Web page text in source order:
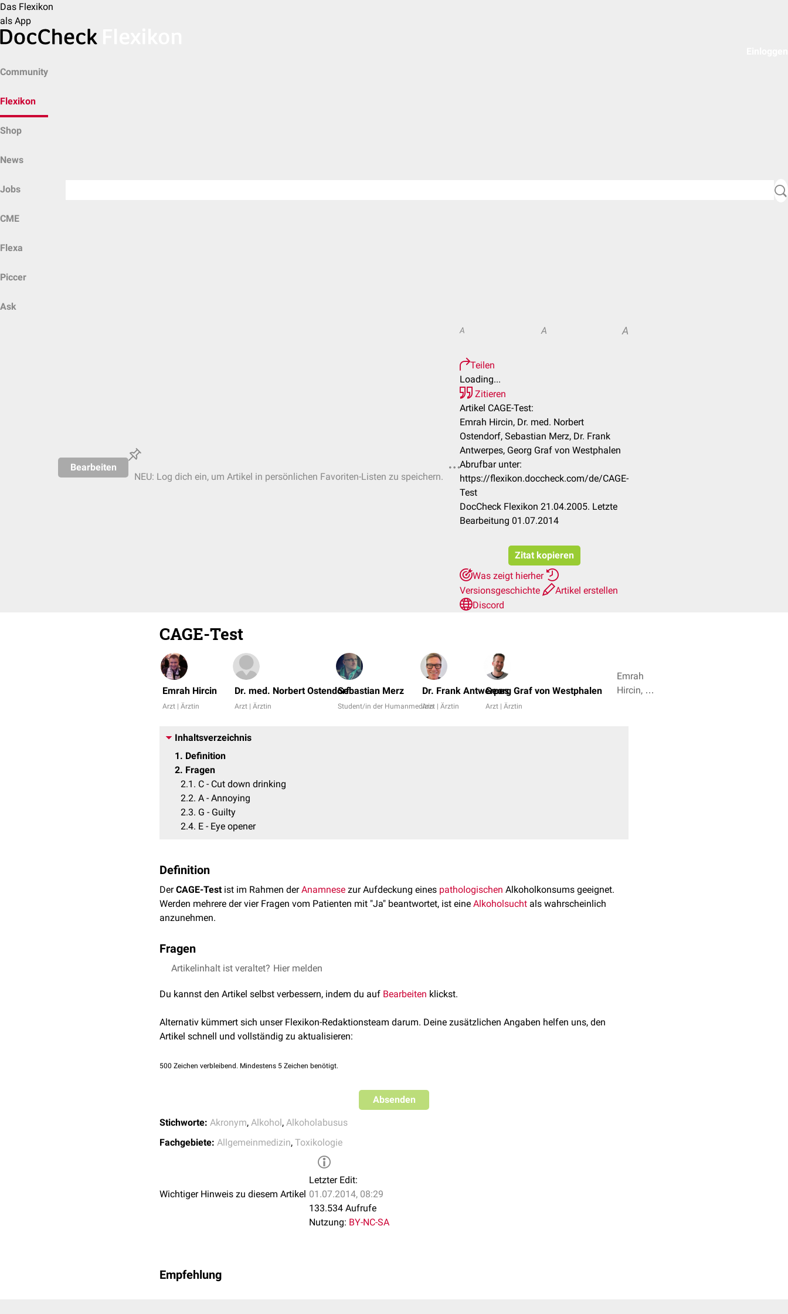
Das Flexikon
als App
Community
Flexikon
Shop
News
Jobs
CME
Flexa
Piccer
Ask
Bearbeiten
NEU: Log dich ein, um Artikel in persönlichen Favoriten-Listen zu speichern.
A A A
Teilen
Loading...
Zitieren
Artikel CAGE-Test:
Emrah Hircin, Dr. med. Norbert
Ostendorf, Sebastian Merz, Dr. Frank
Antwerpes, Georg Graf von Westphalen
Abrufbar unter:
https://flexikon.doccheck.com/de/CAGE-
Test
DocCheck Flexikon 21.04.2005. Letzte
Bearbeitung 01.07.2014
Zitat kopieren
Was zeigt hierher
Versionsgeschichte
Artikel erstellen
Discord
CAGE-Test
Emrah Hircin
Arzt | Ärztin
Dr. med. Norbert Ostendorf
Arzt | Ärztin
Sebastian Merz
Student/in der Humanmedizin
Dr. Frank Antwerpes
Arzt | Ärztin
Georg Graf von Westphalen
Arzt | Ärztin
Emrah
Hircin, Dr.
Inhaltsverzeichnis
1
Definition
2 Fragen
2.1
C - Cut down drinking
2.2 A - Annoying
2.3 G - Guilty
2.4 E - Eye opener
Definition
DerCAGE-Testist im Rahmen derAnamnese zur Aufdeckung eines pathologischen Alkoholkonsums geeignet.
Werden mehrere der vier Fragen vom Patienten mit "Ja" beantwortet, ist eine Alkoholsucht als wahrscheinlich
anzunehmen.
Fragen
"Haben Sie jemals daran gedacht, weniger zu trinken?"
A - Annoying
"Haben Sie sich schon mal über Kritik an Ihrem Trinkverhalten geärgert?"
G - Guilty
"Haben Sie jemals morgens zuerstAlkoholgetrunken, um sich nervlich zu stabilisieren oder den Start in den Tag
zu erleichtern?"
Artikelinhalt ist veraltet? Hier melden
Du kannst den Artikel selbst verbessern, indem du auf Bearbeiten klickst.
Alternativ kümmert sich unser Flexikon-Redaktionsteam darum. Deine zusätzlichen Angaben helfen uns, den
Artikel schnell und vollständig zu aktualisieren:
500 Zeichen verbleibend. Mindestens 5 Zeichen benötigt.
Absenden
Stichworte: Akronym, Alkohol, Alkoholabusus
Fachgebiete: Allgemeinmedizin, Toxikologie
Wichtiger Hinweis zu diesem Artikel
Letzter Edit:
01.07.2014, 08:29
133.534 Aufrufe
Nutzung: BY-NC-SA
Empfehlung